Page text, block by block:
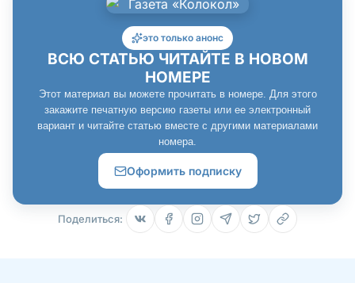
это только анонс
ВСЮ СТАТЬЮ ЧИТАЙТЕ В НОВОМ
НОМЕРЕ
Этот материал вы можете прочитать в номере. Для этого
закажите печатную версию газеты или ее электронный
вариант и читайте статью вместе с другими материалами
номера.
Оформить подписку
Поделиться: